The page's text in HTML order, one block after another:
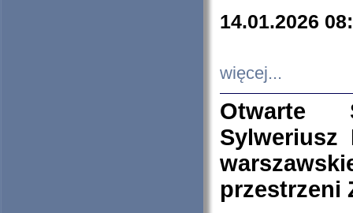
14.01.2026
więcej...
Otwarte
Sylweriusz
przestrzeni